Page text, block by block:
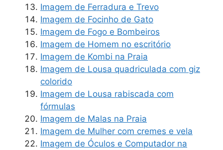
Imagem de Ferradura e Trevo
Imagem de Focinho de Gato
Imagem de Fogo e Bombeiros
Imagem de Homem no escritório
Imagem de Kombi na Praia
Imagem de Lousa quadriculada com giz
colorido
Imagem de Lousa rabiscada com
fórmulas
Imagem de Malas na Praia
Imagem de Mulher com cremes e vela
Imagem de Óculos e Computador na